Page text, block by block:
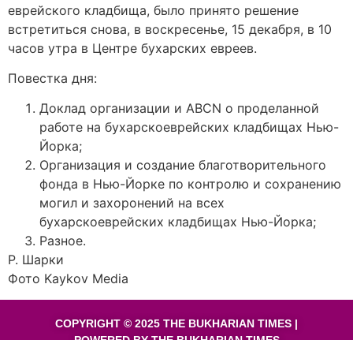
еврейского кладбища, было принято решение
встретиться снова, в воскресенье, 15 декабря, в 10
часов утра в Центре бухарских евреев.
Повестка дня:
Доклад организации и ABCN о проделанной
работе на бухарскоеврейских кладбищах Нью-
Йорка;
Организация и создание благотворительного
фонда в Нью-Йорке по контролю и сохранению
могил и захоронений на всех
бухарскоеврейских кладбищах Нью-Йорка;
Разное.
Р. Шарки
Фото Kaykov Media
COPYRIGHT © 2025 THE BUKHARIAN TIMES |